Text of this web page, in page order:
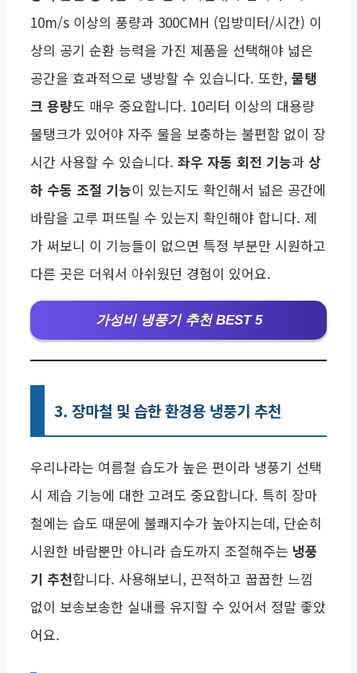
10m/s 이상의 풍량과 300CMH (입방미터/시간) 이
상의 공기 순환 능력을 가진 제품을 선택해야 넓은
공간을 효과적으로 냉방할 수 있습니다. 또한, 물탱
크 용량도 매우 중요합니다. 10리터 이상의 대용량
물탱크가 있어야 자주 물을 보충하는 불편함 없이 장
시간 사용할 수 있습니다. 좌우 자동 회전 기능과 상
하 수동 조절 기능이 있는지도 확인해서 넓은 공간에
바람을 고루 퍼뜨릴 수 있는지 확인해야 합니다. 제
가 써보니 이 기능들이 없으면 특정 부분만 시원하고
다른 곳은 더워서 아쉬웠던 경험이 있어요.
가성비 냉풍기 추천 BEST 5
3. 장마철 및 습한 환경용 냉풍기 추천
우리나라는 여름철 습도가 높은 편이라 냉풍기 선택
시 제습 기능에 대한 고려도 중요합니다. 특히 장마
철에는 습도 때문에 불쾌지수가 높아지는데, 단순히
시원한 바람뿐만 아니라 습도까지 조절해주는 냉풍
기 추천합니다. 사용해보니, 끈적하고 꿉꿉한 느낌
없이 보송보송한 실내를 유지할 수 있어서 정말 좋았
어요.